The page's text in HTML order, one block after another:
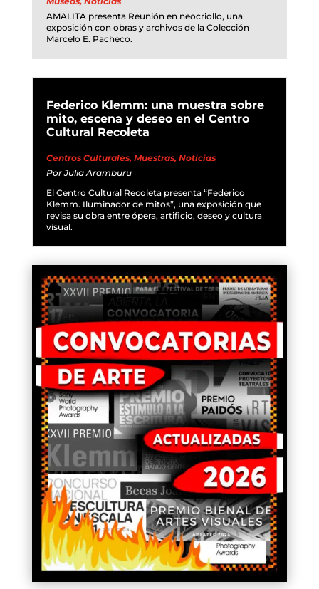
AMALITA presenta Reunión en neocriollo, una
exposición con obras y archivos de la Colección
Marcelo E. Pacheco.
Federico Klemm: una muestra sobre
mito, escena y deseo en el Centro
Cultural Recoleta
Centros Culturales, Muestras, Noticias
PorJulia Aramburu
El Centro Cultural Recoleta presenta “Federico
Klemm. Iluminador de mitos”, una exposición que
revisa su obra entre ópera, artificio, deseo y cultura
visual.